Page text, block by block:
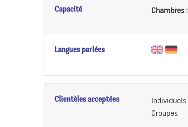
Capacité Chambres :
Langues parlées
Clientèles acceptées
Individuels
Groupes